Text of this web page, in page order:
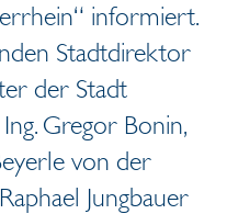
informiert.
Stadtdirektor
der Stadt
Gregor Bonin,
von der
Jungbauer